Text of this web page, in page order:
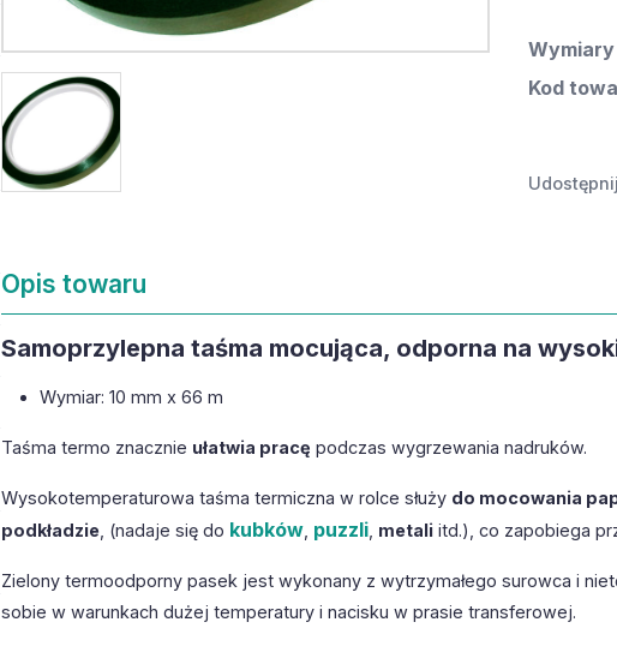
Wymiary
Kod
Opis towaru
Samoprzylepna taśma mocująca, odporna na
Wymiar: 10 mm x 66 m
Taśma termo znacznie ułatwia pracę podczas wygrzewania nadruków.
Wysokotemperaturowa taśma termiczna w rolce służy do mocowania
podkładzie , (nadaje się do kubków, puzzli, metaliitd.), co zapobiega
Zielony termoodporny pasek jest wykonany z wytrzymałego surowca i
sobie w warunkach dużej temperatury i nacisku w prasie transferowej.